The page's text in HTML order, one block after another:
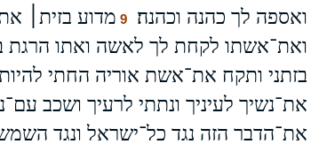
ואספה לך כהנה וכהנה׃
9 מדוע בזית׀
ואת־אשתו לקחת לך לאשה ואתו הרגת
בזתני ותקח את־אשת אוריה החתי
את־נשיך לעיניך ונתתי לרעיך ושכב
את־הדבר הזה נגד כל־ישראל ונגד